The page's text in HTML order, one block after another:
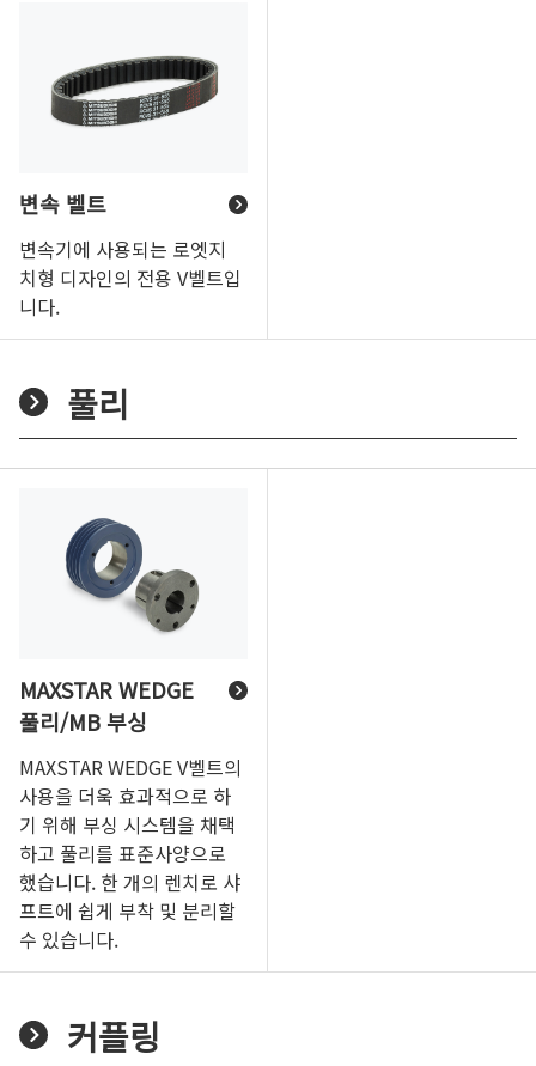
변속 벨트
변속기에 사용되는 로엣지
치형 디자인의 전용 V벨트입
니다.
풀리
MAXSTAR WEDGE
풀리/MB 부싱
MAXSTAR WEDGE V벨트의
사용을 더욱 효과적으로 하
기 위해 부싱 시스템을 채택
하고 풀리를 표준사양으로
했습니다. 한 개의 렌치로 샤
프트에 쉽게 부착 및 분리할
수 있습니다.
커플링